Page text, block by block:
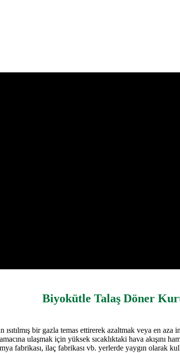
Biyokütle Talaş Döner
bir gazla temas ettirerek azaltmak veya en
ulaşmak için yüksek sıcaklıktaki hava akışını
fabrikası, ilaç fabrikası vb. yerlerde yaygın olarak